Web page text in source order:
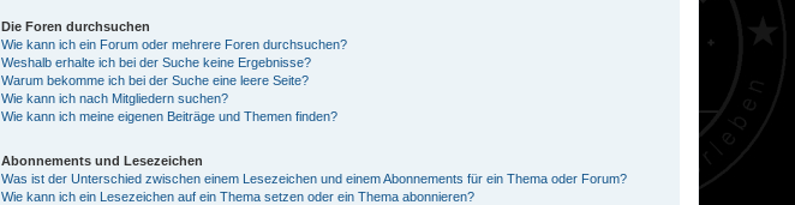
Die Foren durchsuchen
Wie kann ich ein Forum oder mehrere Foren durchsuchen?
Weshalb erhalte ich bei der Suche keine Ergebnisse?
Warum bekomme ich bei der Suche eine leere Seite?
Wie kann ich nach Mitgliedern suchen?
Wie kann ich meine eigenen Beiträge und Themen finden?
Abonnements und Lesezeichen
Was ist der Unterschied zwischen einem Lesezeichen und einem Abonnements für ein Thema oder Forum?
Wie kann ich ein Lesezeichen auf ein Thema setzen oder ein Thema abonnieren?